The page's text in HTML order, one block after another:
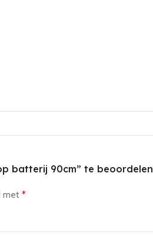
batterij 90cm” te beoordelen
met *